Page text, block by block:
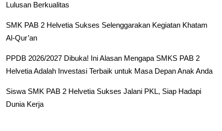
Lulusan Berkualitas
SMK PAB 2 Helvetia Sukses Selenggarakan Kegiatan Khatam
Al-Qur’an
PPDB 2026/2027 Dibuka! Ini Alasan Mengapa SMKS PAB 2
Helvetia Adalah Investasi Terbaik untuk Masa Depan Anak Anda
Siswa SMK PAB 2 Helvetia Sukses Jalani PKL, Siap Hadapi
Dunia Kerja